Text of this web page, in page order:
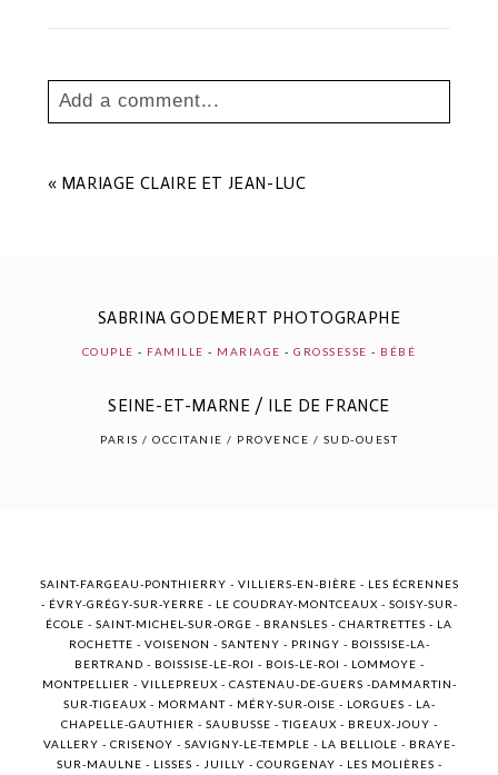
Add a comment...
Les champs marqués sont requis *
POST COMMENT
« MARIAGE CLAIRE ET JEAN-LUC
SABRINA GODEMERT PHOTOGRAPHE
COUPLE - FAMILLE - MARIAGE -GROSSESSE - BÉBÉ
SEINE-ET-MARNE / ILE DE FRANCE
PARIS / OCCITANIE / PROVENCE / SUD-OUEST
SAINT-FARGEAU-PONTHIERRY - VILLIERS-EN-BIÈRE - LES ÉCRENNES
- ÉVRY-GRÉGY-SUR-YERRE - LE COUDRAY-MONTCEAUX - SOISY-SUR-
ÉCOLE - SAINT-MICHEL-SUR-ORGE - BRANSLES - CHARTRETTES - LA
ROCHETTE - VOISENON - SANTENY - PRINGY - BOISSISE-LA-
BERTRAND - BOISSISE-LE-ROI - BOIS-LE-ROI - LOMMOYE -
MONTPELLIER - VILLEPREUX - CASTENAU-DE-GUERS -DAMMARTIN-
SUR-TIGEAUX - MORMANT - MÉRY-SUR-OISE - LORGUES - LA-
CHAPELLE-GAUTHIER - SAUBUSSE - TIGEAUX - BREUX-JOUY -
VALLERY - CRISENOY - SAVIGNY-LE-TEMPLE - LA BELLIOLE - BRAYE-
SUR-MAULNE - LISSES - JUILLY - COURGENAY - LES MOLIÈRES -